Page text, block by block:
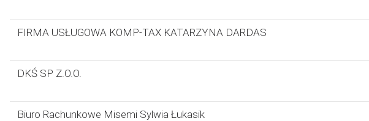
FIRMA USŁUGOWA KOMP-TAX KATARZYNA DARDAS
DKŚ SP Z.O.O.
Biuro Rachunkowe Misemi Sylwia Łukasik